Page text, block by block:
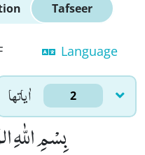
Tafseer
Language
اٰياتها 2
بِسْمِ اللّٰهِ